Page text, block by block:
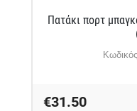
Πατάκι πορτ
€31.50